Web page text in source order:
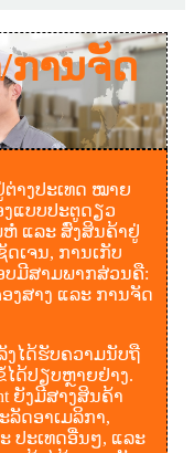
ການຈັດ
າງປະເທດ ໝາຍ
ແບບປະຕູດຽວ
ແລະ ສົ່ງສິນຄ້າຢູ່
ເຈນ, ການເກັບ
ບມີສາມພາກສ່ວນຄື:
ງສາງ ແລະ ການຈັດ
ງໄດ້ຮັບຄວາມນັບຖື
ດ້ປຽບຫຼາຍຢ່າງ.
ຍັງມີສາງສິນຄ້າ
ດອາເມລິກາ,
ປະເທດອື່ນໆ, ແລະ